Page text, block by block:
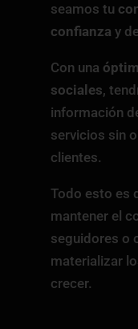
seamos tu
confianza y
Con una
sociales,
información
servicios sin
clientes.
Todo esto es
mantener el
seguidores o
materializar
crecer.